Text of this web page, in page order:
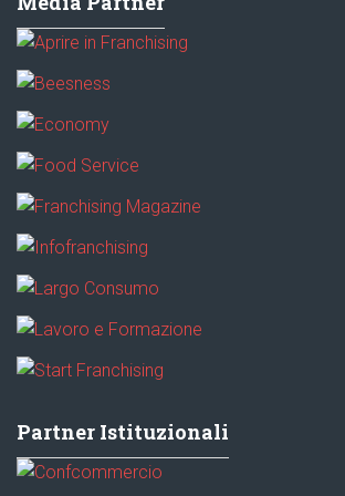
Partner Istituzionali